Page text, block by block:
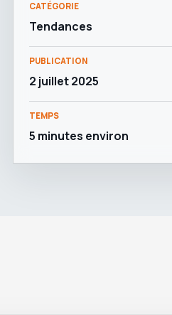
CATÉGORIE
Tendances
PUBLICATION
2 juillet 2025
TEMPS
5 minutes environ